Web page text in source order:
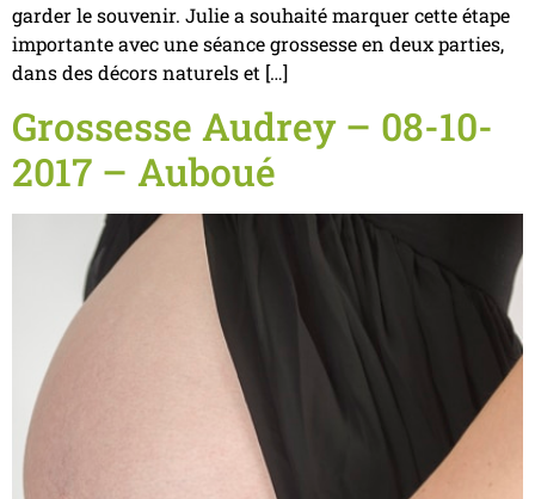
garder le souvenir. Julie a souhaité marquer cette étape
importante avec une séance grossesse en deux parties,
dans des décors naturels et […]
Grossesse Audrey – 08-10-
2017 – Auboué